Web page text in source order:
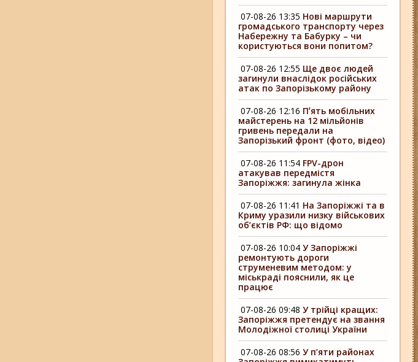
07-08-26 13:35 Нові маршрути
громадського транспорту через
Набережну та Бабурку – чи
користуються вони попитом?
07-08-26 12:55 Ще двоє людей
загинули внаслідок російських
атак по Запорізькому району
07-08-26 12:16 Пʼять мобільних
майстерень на 12 мільйонів
гривень передали на
Запорізький фронт (фото, відео)
07-08-26 11:54 FPV-дрон
атакував передмістя
Запоріжжя: загинула жінка
07-08-26 11:41 На Запоріжжі та в
Криму уразили низку військових
об’єктів РФ: що відомо
07-08-26 10:04 У Запоріжжі
ремонтують дороги
струменевим методом: у
міськраді пояснили, як це
працює
07-08-26 09:48 У трійці кращих:
Запоріжжя претендує на звання
Молодіжної столиці України
07-08-26 08:56 У п’яти районах